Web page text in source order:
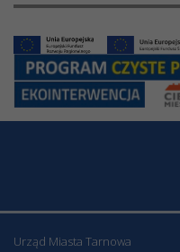
Urząd Miasta Tarnowa